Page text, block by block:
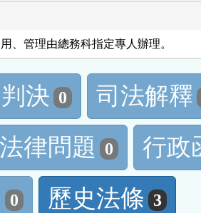
、管理由總務科指定專人辦理。
決 0
司法解釋
法律問題 0
行政
0 歷史法條 3